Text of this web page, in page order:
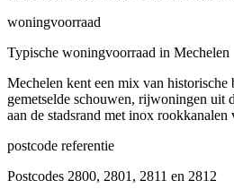
woningvoorraad
Typische woningvoorraad in Mechelen
Mechelen kent een mix van historische
gemetselde schouwen, rijwoningen uit
aan de stadsrand met inox rookkanalen
postcode referentie
Postcodes 2800, 2801, 2811 en 2812